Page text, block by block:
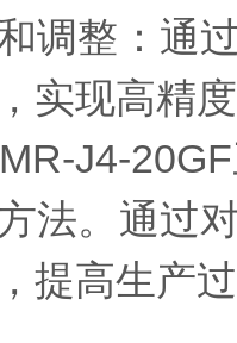
整：通过
实现高精
J4-20GF
法。通过
提高生产